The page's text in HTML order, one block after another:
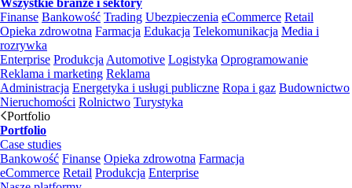
Wszystkie branże i sektory
Finanse Bankowość Trading Ubezpieczenia eCommerce Retail
Opieka zdrowotna Farmacja Edukacja Telekomunikacja Media i
rozrywka
Enterprise Produkcja Automotive Logistyka Oprogramowanie
Reklama i marketing Reklama
Administracja Energetyka i usługi publiczne Ropa i gaz Budownictwo
Nieruchomości Rolnictwo Turystyka
Portfolio
Portfolio
Case studies
Bankowość Finanse Opieka zdrowotna Farmacja
eCommerce Retail Produkcja Enterprise